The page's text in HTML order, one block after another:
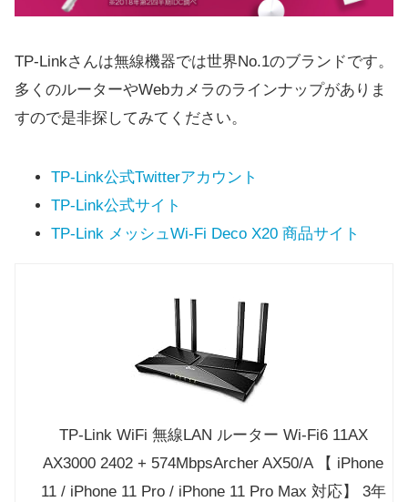
TP-Linkさんは無線機器では世界No.1のブランドです。
多くのルーターやWebカメラのラインナップがありま
すので是非探してみてください。
TP-Link公式Twitterアカウント
TP-Link公式サイト
TP-Link メッシュWi-Fi Deco X20 商品サイト
TP-Link WiFi 無線LAN ルーター Wi-Fi6 11AX
AX3000 2402 + 574MbpsArcher AX50/A 【 iPhone
11 / iPhone 11 Pro / iPhone 11 Pro Max 対応】 3年